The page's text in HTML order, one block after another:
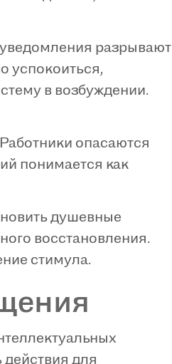
разрывают
успокоиться,
в возбуждении.
опасаются
понимается как
душевные
восстановления.
стимула.
для